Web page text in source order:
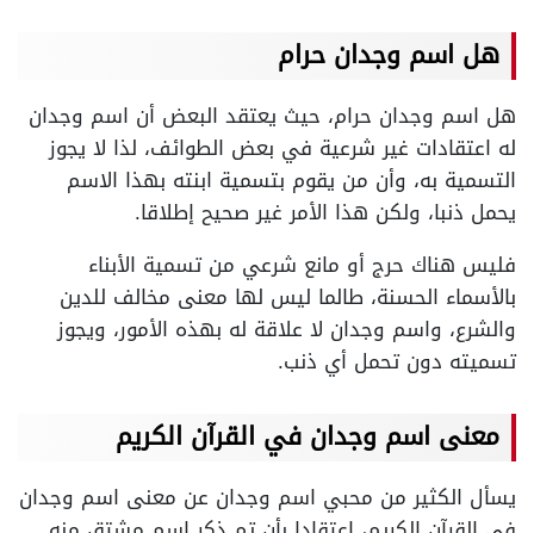
هل اسم وجدان حرام
هل اسم وجدان حرام، حيث يعتقد البعض أن اسم وجدان
له اعتقادات غير شرعية في بعض الطوائف، لذا لا يجوز
التسمية به، وأن من يقوم بتسمية ابنته بهذا الاسم
يحمل ذنبا، ولكن هذا الأمر غير صحيح إطلاقا.
فليس هناك حرج أو مانع شرعي من تسمية الأبناء
بالأسماء الحسنة، طالما ليس لها معنى مخالف للدين
والشرع، واسم وجدان لا علاقة له بهذه الأمور، ويجوز
تسميته دون تحمل أي ذنب.
معنى اسم وجدان في القرآن الكريم
يسأل الكثير من محبي اسم وجدان عن معنى اسم وجدان